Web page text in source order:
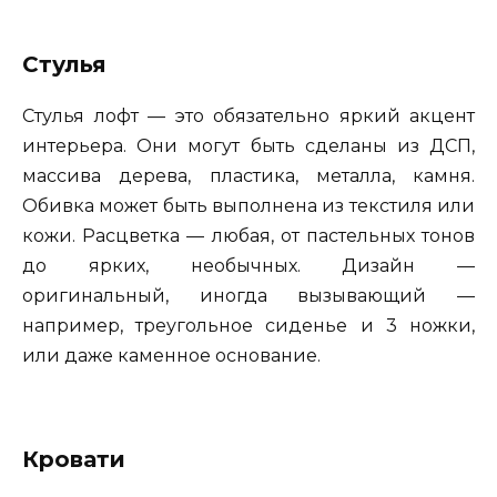
Стулья
Стулья лофт — это обязательно яркий акцент
интерьера. Они могут быть сделаны из ДСП,
массива дерева, пластика, металла, камня.
Обивка может быть выполнена из текстиля или
кожи. Расцветка — любая, от пастельных тонов
до ярких, необычных. Дизайн —
оригинальный, иногда вызывающий —
например, треугольное сиденье и 3 ножки,
или даже каменное основание.
Кровати